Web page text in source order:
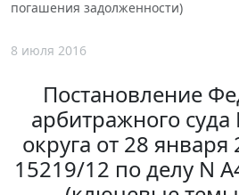
погашения задолженности)
8 июля 2016
Постановление
арбитражного суда
округа от 28
15219/12 по делу N